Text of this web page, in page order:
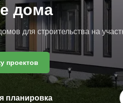
дома
для строительства на
планировка
проектов